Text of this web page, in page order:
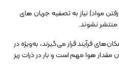
مواد) نیاز به تصفیه جریان های
منتشر نشوند.
فرآیند قرار می‌گیرند، به‌ویژه در
هوا مهم است و بار در ذرات ریز